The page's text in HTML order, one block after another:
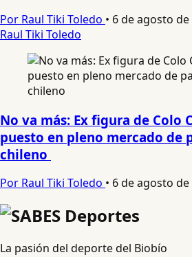
Por Raul Tiki Toledo • 6 de agosto de
Raul Tiki Toledo
No va más: Ex figura de Colo
puesto en pleno mercado de
chileno
Por Raul Tiki Toledo • 6 de agosto de
La pasión del deporte del Biobío